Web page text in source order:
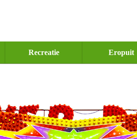
Recreatie Eropuit